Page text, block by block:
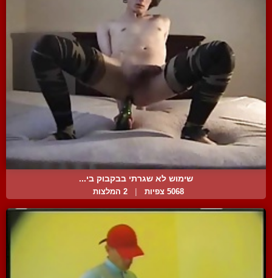
שימוש לא שגרתי בבקבוק בי...
5068 צפיות 2 המלצות